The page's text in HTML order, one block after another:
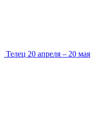
Телец 20 апреля – 20 мая